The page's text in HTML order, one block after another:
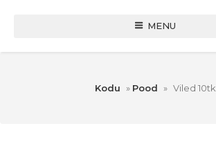
MENU
Kodu » Pood » Viled 10tk